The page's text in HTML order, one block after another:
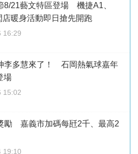
8/21藝文特區登場 機捷A1、
店暖身活動即日搶先開跑
16:29
李多慧來了！ 石岡熱氣球嘉年
場
15:02
勵 嘉義市加碼每瓩2千、最高2
19:10